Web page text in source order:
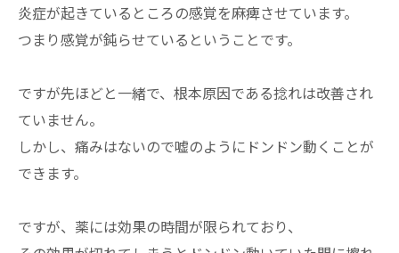
炎症が起きているところの感覚を麻痺させています。
つまり感覚が鈍らせているということです。
ですが先ほどと一緒で、根本原因である捻れは改善され
ていません。
しかし、痛みはないので嘘のようにドンドン動くことが
できます。
ですが、薬には効果の時間が限られており、